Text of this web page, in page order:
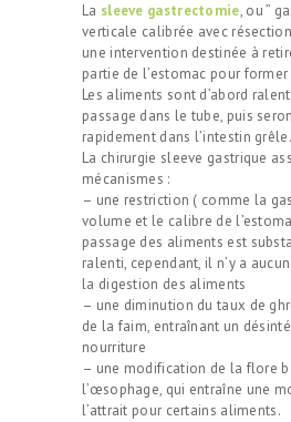
La sleeve gastrectomie, ou ”
verticale calibrée avec
une intervention destinée à
partie de l’estomac pour
Les aliments sont d’abord
passage dans le tube, puis
rapidement dans l’intestin grêle.
La chirurgie sleeve gastrique
mécanismes :
– une restriction ( comme la
volume et le calibre de
passage des aliments est
ralenti, cependant, il n’y a
la digestion des aliments
– une diminution du taux de
de la faim, entraînant un
nourriture
– une modification de la flore
l’œsophage, qui entraîne une
l’attrait pour certains aliments.